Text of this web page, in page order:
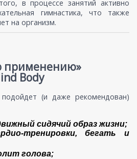
в процессе занятий активно
гимнастика, что также
на организм.
применению»
Body
(и даже рекомендован)
сидячий образ жизни;
тренировки, бегать и
голова;